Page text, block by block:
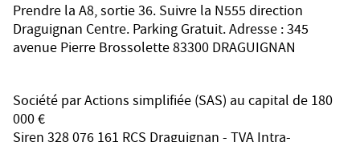
Prendre la A8, sortie 36. Suivre la N555 direction
Draguignan Centre. Parking Gratuit. Adresse : 345
avenue Pierre Brossolette 83300 DRAGUIGNAN
Société par Actions simplifiée (SAS) au capital de 180
000 €